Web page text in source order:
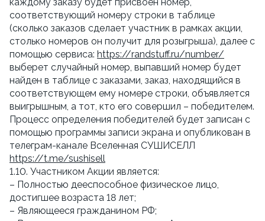
соответствующий номеру строки в таблице
(сколько заказов сделает участник в рамках акции,
столько номеров он получит для розыгрыша), далее с
помощью сервиса: https://randstuff.ru/number/
выберет случайный номер, выпавший номер будет
найден в таблице с заказами, заказ, находящийся в
соответствующем ему номере строки, объявляется
выигрышным, а тот, кто его совершил – победителем.
Процесс определения победителей будет записан с
помощью программы записи экрана и опубликован в
https://t.me/sushisell
1.10. Участником Акции является:
– Полностью дееспособное физическое лицо,
достигшее возраста 18 лет;
– Являющееся гражданином РФ;